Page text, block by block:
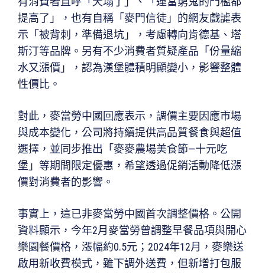
提高了」，也有自稱「麥門信徒」的網友戲謔表
示「被背刺，準備退坑」，考慮轉向肯德基、塔
斯汀等品牌。另有不少消費者質疑產品「份量縮
水又漲價」，認為漢堡體積明顯變小，影響整體
性價比。
對此，麥當勞中國回應表示，調價主要因應市場
與成本變化，公司將持續提供高品質餐食與超值
選擇，並同步推出「麥麥農場美食節—十元吃
堡」等期間限定優惠，希望透過促銷活動降低漲
價對消費者的影響。
事實上，這已非麥當勞中國首次調整價格。公開
資料顯示，今年2月麥當勞曾調整早餐品項與開心
樂園餐價格，漲幅約0.5元；2024年12月，麥樂送
啟用新收費模式，雖下調外送費，但新增打包服